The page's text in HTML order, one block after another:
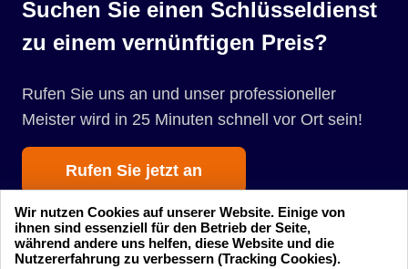
Suchen Sie einen Schlüsseldienst
zu einem vernünftigen Preis?
Rufen Sie uns an und unser professioneller
Meister wird in 25 Minuten schnell vor Ort sein!
Rufen Sie jetzt an
Wir nutzen Cookies auf unserer Website. Einige von
ihnen sind essenziell für den Betrieb der Seite,
während andere uns helfen, diese Website und die
Nutzererfahrung zu verbessern (Tracking Cookies).